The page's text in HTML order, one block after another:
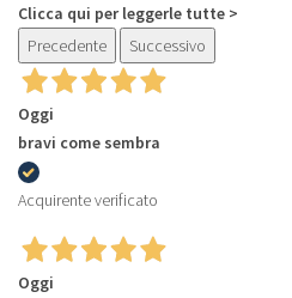
Clicca qui per leggerle tutte >
Precedente
Successivo
Oggi
bravi come sembra
Acquirente verificato
Oggi